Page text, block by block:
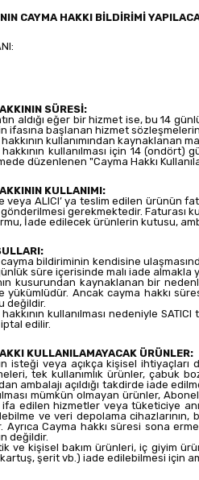
CAYMA HAKKI BİLDİRİMİ
SÜRESİ:
aldığı eğer bir hizmet ise, bu 14
ifasına başlanan hizmet
kullanımından kaynaklanan
hakkının kullanılması için 14
düzenlenen "Cayma Hakkı
KULLANIMI:
veya ALICI’ ya teslim edilen ürünün
gerekmektedir. Faturası
İade edilecek ürünlerin kutusu,
cayma bildiriminin kendisine
süre içerisinde malı iade almakla
kusurundan kaynaklanan bir
yükümlüdür. Ancak cayma hakkı
değildir.
kullanılması nedeniyle
edilir.
KULLANILAMAYACAK ÜRÜNLER:
isteği veya açıkça kişisel
tek kullanımlık ürünler, çabuk
ambalajı açıldığı takdirde iade
mümkün olmayan ürünler,
ifa edilen hizmetler veya tüketiciye
ve veri depolama cihazlarının,
Ayrıca Cayma hakkı süresi sona
değildir.
ve kişisel bakım ürünleri, iç giyim
şerit vb.) iade edilebilmesi için